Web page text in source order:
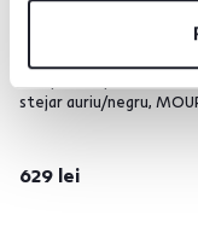
stejar auriu/negru,
629 lei